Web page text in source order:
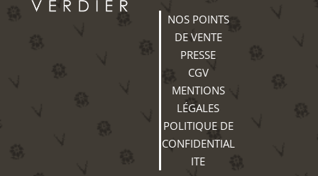
NOS POINTS
DE VENTE
PRESSE
CGV
MENTIONS
LÉGALES
POLITIQUE DE
CONFIDENTIAL
ITE